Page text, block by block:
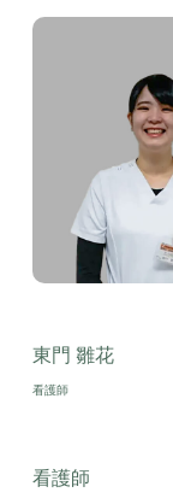
東門 雛花
看護師
看護師